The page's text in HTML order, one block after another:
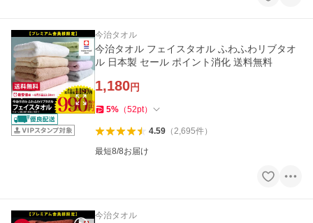
今治タオル
今治タオル フェイスタオル ふわふわリブタオ
ル 日本製 セール ポイント消化 送料無料
1,180円
5% （52pt）
4.59（2,695件）
最短8/8お届け
今治タオル